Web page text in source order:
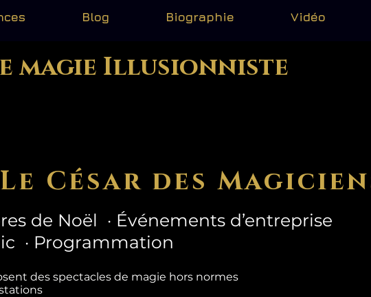
Blog Biographie Vidéo
magie Illusionniste
César des
de Noël · Événements d’entreprise
· Programmation
des spectacles de magie hors normes